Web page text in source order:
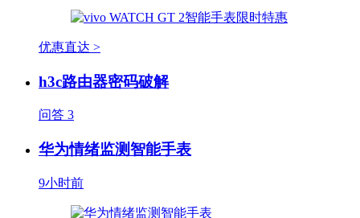
优惠直达 >
h3c路由器密码破解
问答 3
华为情绪监测智能手表
9小时前